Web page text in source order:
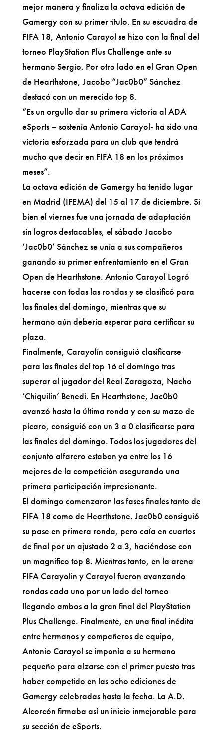
mejor manera y finaliza la octava edición de
Gamergy con su primer título. En su escuadra de
FIFA 18, Antonio Carayol se hizo con la final del
torneo PlayStation Plus Challenge ante su
hermano Sergio. Por otro lado en el Gran Open
de Hearthstone, Jacobo “Jac0b0” Sánchez
destacó con un merecido top 8.
“Es un orgullo dar su primera victoria al ADA
eSports – sostenía Antonio Carayol- ha sido una
victoria esforzada para un club que tendrá
mucho que decir en FIFA 18 en los próximos
meses”.
La octava edición de Gamergy ha tenido lugar
en Madrid (IFEMA) del 15 al 17 de diciembre. Si
bien el viernes fue una jornada de adaptación
sin logros destacables, el sábado Jacobo
‘Jac0b0’ Sánchez se unía a sus compañeros
ganando su primer enfrentamiento en el Gran
Open de Hearthstone. Antonio Carayol Logró
hacerse con todas las rondas y se clasificó para
las finales del domingo, mientras que su
hermano aún debería esperar para certificar su
plaza.
Finalmente, Carayolín consiguió clasificarse
para las finales del top 16 el domingo tras
superar al jugador del Real Zaragoza, Nacho
‘Chiquilin’ Benedi. En Hearthstone, Jac0b0
avanzó hasta la última ronda y con su mazo de
pícaro, consiguió con un 3 a 0 clasificarse para
las finales del domingo. Todos los jugadores del
conjunto alfarero estaban ya entre los 16
mejores de la competición asegurando una
primera participación impresionante.
El domingo comenzaron las fases finales tanto de
FIFA 18 como de Hearthstone. Jac0b0 consiguió
su pase en primera ronda, pero caía en cuartos
de final por un ajustado 2 a 3, haciéndose con
un magnifico top 8. Mientras tanto, en la arena
FIFA Carayolin y Carayol fueron avanzando
rondas cada uno por un lado del torneo
llegando ambos a la gran final del PlayStation
Plus Challenge. Finalmente, en una final inédita
entre hermanos y compañeros de equipo,
Antonio Carayol se imponía a su hermano
pequeño para alzarse con el primer puesto tras
haber competido en las ocho ediciones de
Gamergy celebradas hasta la fecha. La A.D.
Alcorcón firmaba así un inicio inmejorable para
su sección de eSports.